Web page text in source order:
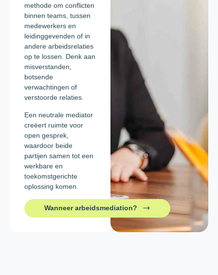
methode om conflicten
binnen teams, tussen
medewerkers en
leidinggevenden of in
andere arbeidsrelaties
op te lossen. Denk aan
misverstanden,
botsende
verwachtingen of
verstoorde relaties.
Een neutrale mediator
creëert ruimte voor
open gesprek,
waardoor beide
partijen samen tot een
werkbare en
toekomstgerichte
oplossing komen.
Wanneer arbeidsmediation?